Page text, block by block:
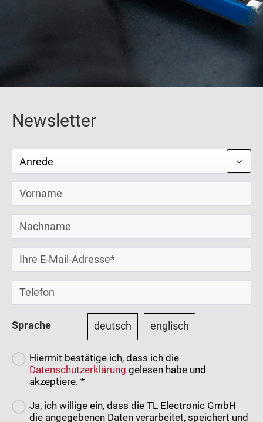
Newsletter
Sprache deutsch englisch
Hiermit bestätige ich, dass ich die
Datenschutzerklärung gelesen habe und
akzeptiere. *
Ja, ich willige ein, dass die TL Electronic GmbH
die angegebenen Daten verarbeitet, speichert und